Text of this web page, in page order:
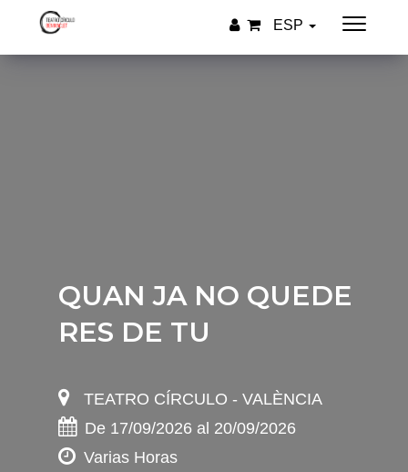
ESP
QUAN JA NO QUEDE
RES DE TU
TEATRO CÍRCULO - VALÈNCIA
De 17/09/2026 al 20/09/2026
Varias Horas